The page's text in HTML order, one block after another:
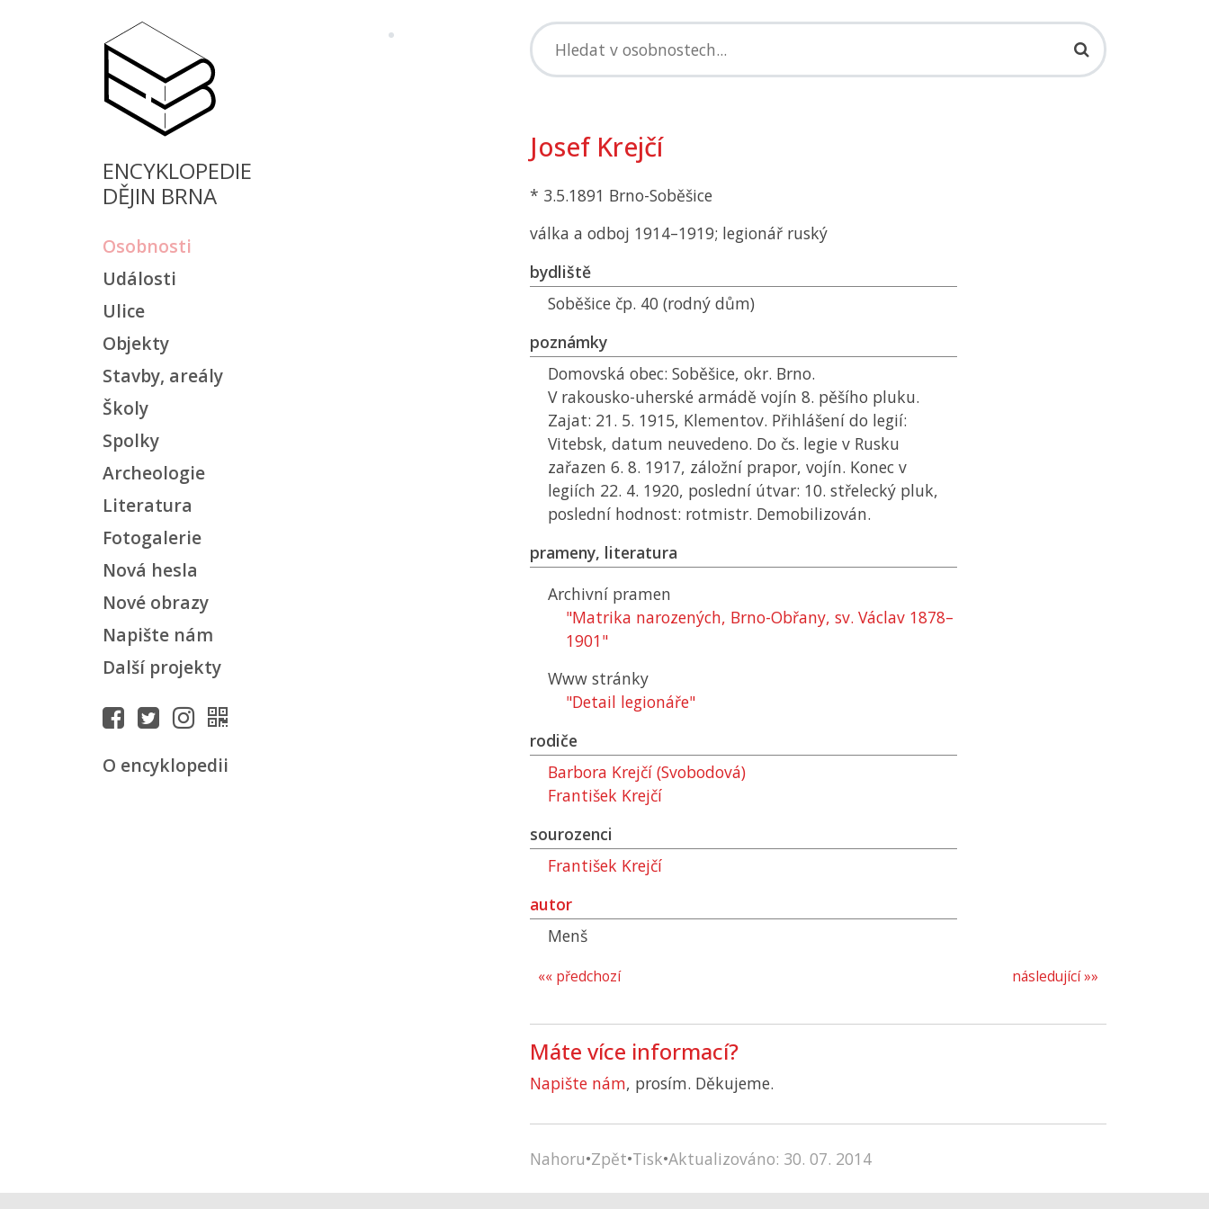
ENCYKLOPEDIE
DĚJIN BRNA
Osobnosti
Události
Ulice
Objekty
Stavby, areály
Školy
Spolky
Archeologie
Literatura
Fotogalerie
Nová hesla
Nové obrazy
Napište nám
Další projekty
O encyklopedii
Josef Krejčí
* 3.5.1891 Brno-Soběšice
válka a odboj 1914–1919; legionář ruský
bydliště
Soběšice čp. 40 (rodný dům)
poznámky
Domovská obec: Soběšice, okr. Brno.
V rakousko-uherské armádě vojín 8. pěšího pluku.
Zajat: 21. 5. 1915, Klementov. Přihlášení do legií:
Vitebsk, datum neuvedeno. Do čs. legie v Rusku
zařazen 6. 8. 1917, záložní prapor, vojín. Konec v
legiích 22. 4. 1920, poslední útvar: 10. střelecký pluk,
poslední hodnost: rotmistr. Demobilizován.
prameny, literatura
Archivní pramen
"Matrika narozených, Brno-Obřany, sv. Václav 1878–
1901"
Www stránky
"Detail legionáře"
rodiče
Barbora Krejčí (Svobodová)
František Krejčí
sourozenci
František Krejčí
autor
Menš
následující »»
«« předchozí
Máte více informací?
Napište nám, prosím. Děkujeme.
Nahoru•Zpět•Tisk•Aktualizováno: 30. 07. 2014